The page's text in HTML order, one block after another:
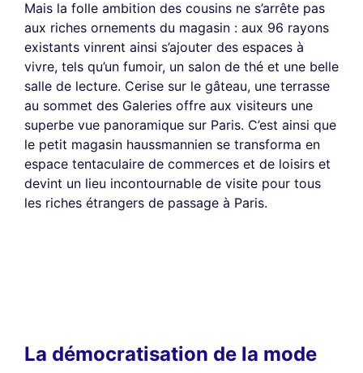
Mais la folle ambition des cousins ne s’arrête pas
aux riches ornements du magasin : aux 96 rayons
existants vinrent ainsi s’ajouter des espaces à
vivre, tels qu’un fumoir, un salon de thé et une belle
salle de lecture. Cerise sur le gâteau, une terrasse
au sommet des Galeries offre aux visiteurs une
superbe vue panoramique sur Paris. C’est ainsi que
le petit magasin haussmannien se transforma en
espace tentaculaire de commerces et de loisirs et
devint un lieu incontournable de visite pour tous
les riches étrangers de passage à Paris.
La démocratisation de la mode